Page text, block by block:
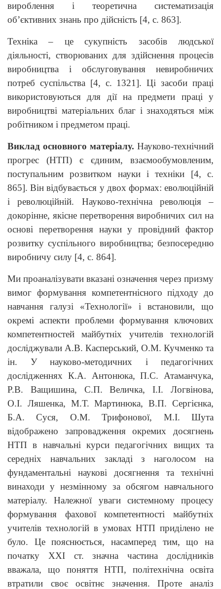
вироблення і теоретична систематизація
об’єктивних знань про дійсність [4, c. 863].
Техніка – це сукупність засобів людської
діяльності, створюваних для здійснення процесів
виробництва і обслуговування невиробничих
потреб суспільства [4, с. 1321]. Ці засоби праці
використовуються для дії на предмети праці у
виробництві матеріальних благ і знаходяться між
робітником і предметом праці.
Виклад основного матеріалу. Науково-технічний
прогрес (НТП) є єдиним, взаємообумовленим,
поступальним розвитком науки і техніки [4, с.
865]. Він відбувається у двох формах: еволюційній
і революційній. Науково-технічна революція –
докорінне, якісне перетворення виробничих сил на
основі перетворення науки у провідний фактор
розвитку суспільного виробництва; безпосередню
виробничу силу [4, с. 864].
Ми проаналізувати вказані означення через призму
вимог формування компетентнісного підходу до
навчання галузі «Технології» і встановили, що
окремі аспекти проблеми формування ключових
компетентностей майбутніх учителів технологій
досліджували А.В. Касперський, О.М. Кучменко та
ін. У науково-методичних і педагогічних
дослідженнях К.А. Антонюка, П.С. Атаманчука,
Р.В. Ващишина, С.П. Величка, І.І. Логвінова,
О.І. Ляшенка, М.Т. Мартинюка, В.П. Сергієнка,
Б.А. Суся, О.М. Трифонової, М.І. Шута
відображено запровадження окремих досягнень
НТП в навчальні курси педагогічних вищих та
середніх навчальних закладі з наголосом на
фундаментальні наукові досягнення та технічні
винаходи у незмінному за обсягом навчального
матеріалу. Належної уваги системному процесу
формування фахової компетентності майбутніх
учителів технологій в умовах НТП приділено не
було. Це пояснюється, насамперед тим, що на
початку ХХІ ст. значна частина дослідників
вважала, що поняття НТП, політехнічна освіта
втратили своє освітнє значення. Проте аналіз